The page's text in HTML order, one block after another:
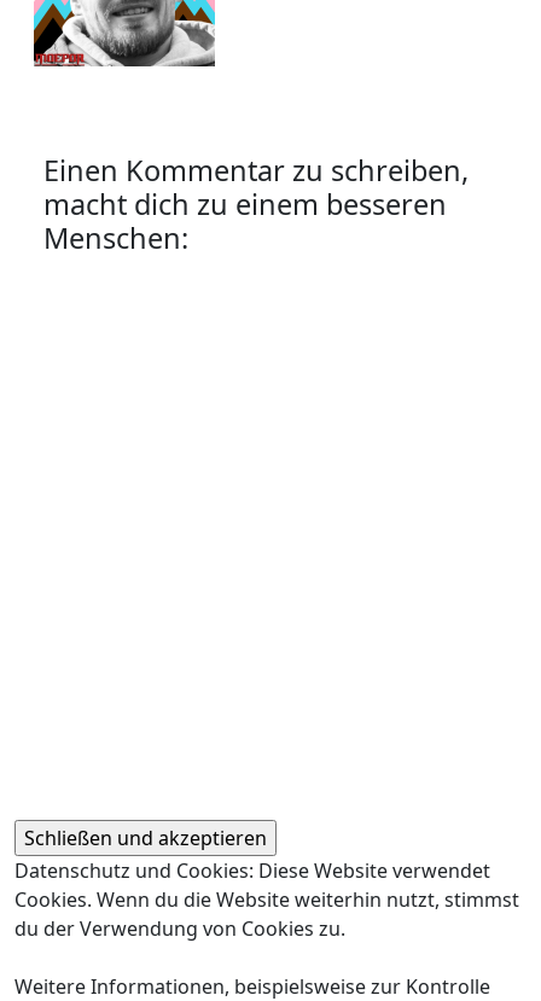
Einen Kommentar zu schreiben,
macht dich zu einem besseren
Menschen:
Datenschutz und Cookies: Diese Website verwendet
Cookies. Wenn du die Website weiterhin nutzt, stimmst
du der Verwendung von Cookies zu.
Weitere Informationen, beispielsweise zur Kontrolle